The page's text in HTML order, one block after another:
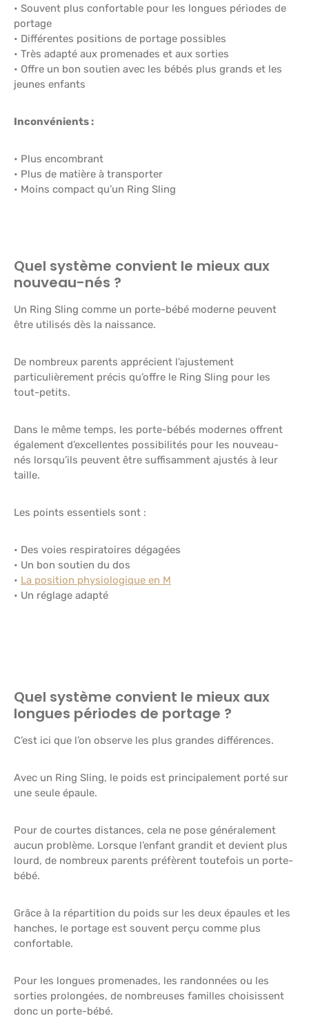
• Souvent plus confortable pour les longues périodes de
portage
• Différentes positions de portage possibles
• Très adapté aux promenades et aux sorties
• Offre un bon soutien avec les bébés plus grands et les
jeunes enfants
Inconvénients :
• Plus encombrant
• Plus de matière à transporter
• Moins compact qu’un Ring Sling
Quel système convient le mieux aux
nouveau-nés ?
Un Ring Sling comme un porte-bébé moderne peuvent
être utilisés dès la naissance.
De nombreux parents apprécient l’ajustement
particulièrement précis qu’offre le Ring Sling pour les
tout-petits.
Dans le même temps, les porte-bébés modernes offrent
également d’excellentes possibilités pour les nouveau-
nés lorsqu’ils peuvent être suffisamment ajustés à leur
taille.
Les points essentiels sont :
• Des voies respiratoires dégagées
• Un bon soutien du dos
• La position physiologique en M
• Un réglage adapté
Quel système convient le mieux aux
longues périodes de portage ?
C’est ici que l’on observe les plus grandes différences.
Avec un Ring Sling, le poids est principalement porté sur
une seule épaule.
Pour de courtes distances, cela ne pose généralement
aucun problème. Lorsque l’enfant grandit et devient plus
lourd, de nombreux parents préfèrent toutefois un porte-
bébé.
Grâce à la répartition du poids sur les deux épaules et les
hanches, le portage est souvent perçu comme plus
confortable.
Pour les longues promenades, les randonnées ou les
sorties prolongées, de nombreuses familles choisissent
donc un porte-bébé.